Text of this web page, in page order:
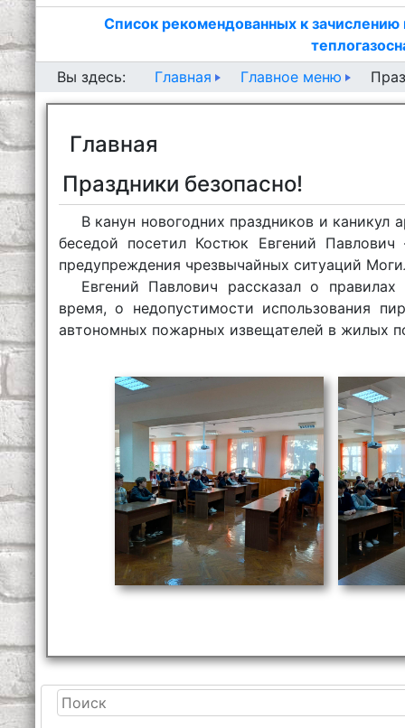
Список рекомендованных к
Вы здесь:
Главная Главное меню
Главная
Праздники безопасно!
В канун новогодних праздников и
беседой посетил Костюк Евгений
предупреждения чрезвычайных ситуаций
Евгений Павлович рассказал о
время, о недопустимости использования
автономных пожарных извещателей в жилых